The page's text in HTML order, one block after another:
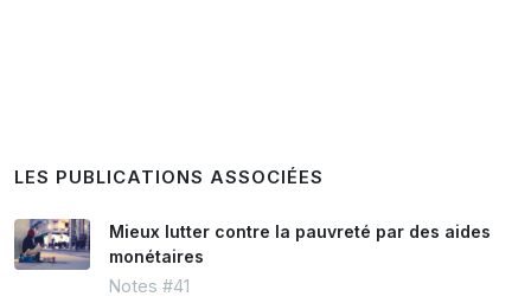
LES PUBLICATIONS ASSOCIÉES
Mieux lutter contre la pauvreté par des aides
monétaires
Notes #41